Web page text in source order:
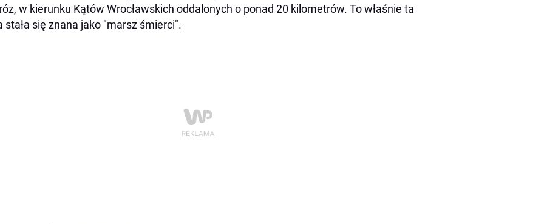
w kierunku Kątów Wrocławskich oddalonych o ponad 20 kilometrów. To właśnie ta
stała się znana jako "marsz śmierci".